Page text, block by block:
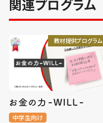
関連プログラム
教材提供プログラム
お金の力 -WILL-
中学生向け